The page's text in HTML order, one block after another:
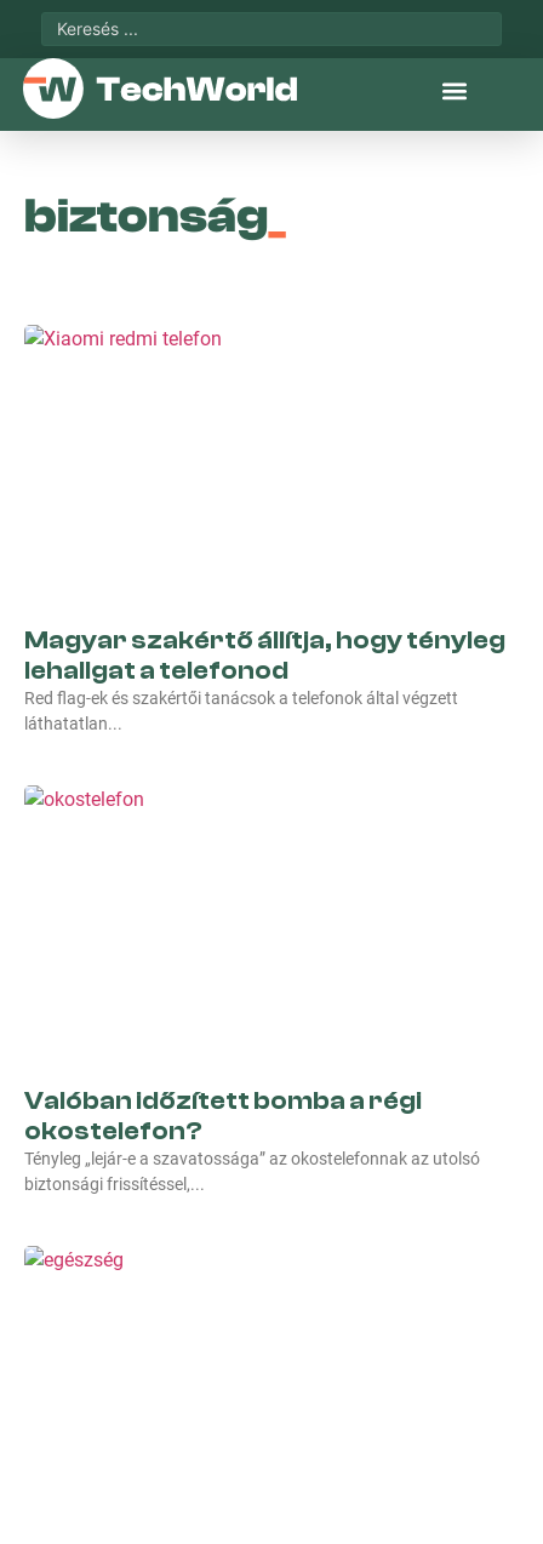
biztonság
Magyar szakértő állítja, hogy tényleg
lehallgat a telefonod
Red flag-ek és szakértői tanácsok a telefonok által végzett
láthatatlan
Valóban időzített bomba a régi
okostelefon?
Tényleg „lejár-e a szavatossága” az okostelefonnak az utolsó
biztonsági frissítéssel,